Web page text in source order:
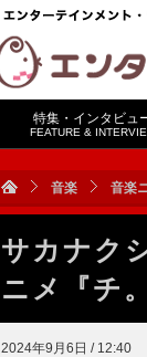
特集・インタビュ
FEATURE &
音楽 音楽
サカナク
ニメ『チ
2024年9月6日 / 12:40